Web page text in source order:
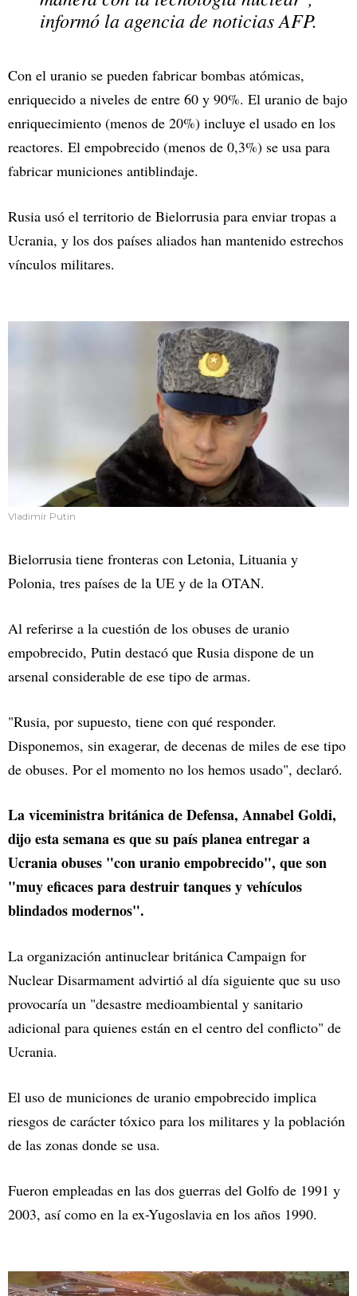
informó la agencia de noticias AFP.
Con el uranio se pueden fabricar bombas atómicas,
enriquecido a niveles de entre 60 y 90%. El uranio de bajo
enriquecimiento (menos de 20%) incluye el usado en los
reactores. El empobrecido (menos de 0,3%) se usa para
fabricar municiones antiblindaje.
Rusia usó el territorio de Bielorrusia para enviar tropas a
Ucrania, y los dos países aliados han mantenido estrechos
vínculos militares.
Vladimir Putin
Bielorrusia tiene fronteras con Letonia, Lituania y
Polonia, tres países de la UE y de la OTAN.
Al referirse a la cuestión de los obuses de uranio
empobrecido, Putin destacó que Rusia dispone de un
arsenal considerable de ese tipo de armas.
"Rusia, por supuesto, tiene con qué responder.
Disponemos, sin exagerar, de decenas de miles de ese tipo
de obuses. Por el momento no los hemos usado", declaró.
La viceministra británica de Defensa, Annabel Goldi,
dijo esta semana es que su país planea entregar a
Ucrania obuses "con uranio empobrecido", que son
"muy eficaces para destruir tanques y vehículos
blindados modernos".
La organización antinuclear británica Campaign for
Nuclear Disarmament advirtió al día siguiente que su uso
provocaría un "desastre medioambiental y sanitario
adicional para quienes están en el centro del conflicto" de
Ucrania.
El uso de municiones de uranio empobrecido implica
riesgos de carácter tóxico para los militares y la población
de las zonas donde se usa.
Fueron empleadas en las dos guerras del Golfo de 1991 y
2003, así como en la ex-Yugoslavia en los años 1990.